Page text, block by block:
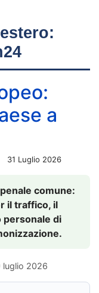
a
31 Luglio 2026
comune:
il traffico, il
personale di
luglio 2026